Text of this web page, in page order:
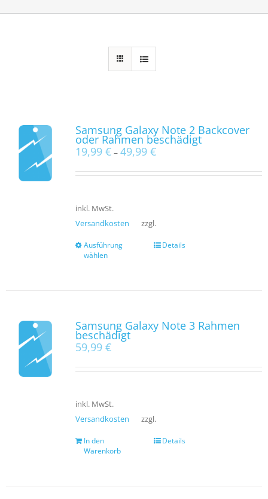
Samsung Galaxy Note 2 Backcover
oder Rahmen beschädigt
19,99 €– 49,99 €
inkl. MwSt.
zzgl.
Versandkosten
Ausführung
wählen
Details
Samsung Galaxy Note 3 Rahmen
beschädigt
59,99 €
inkl. MwSt.
zzgl.
Versandkosten
In den
Warenkorb
Details